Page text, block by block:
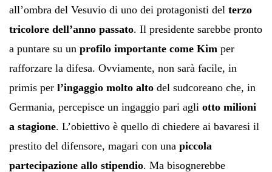
all’ombra del Vesuvio di uno dei protagonisti del terzo
tricolore dell’anno passato. Il presidente sarebbe pronto
a puntare su un profilo importante come Kim per
rafforzare la difesa. Ovviamente, non sarà facile, in
primis per l’ingaggio molto alto del sudcoreano che, in
Germania, percepisce un ingaggio pari agli otto milioni
a stagione. L’obiettivo è quello di chiedere ai bavaresi il
prestito del difensore, magari con una piccola
partecipazione allo stipendio. Ma bisognerebbe